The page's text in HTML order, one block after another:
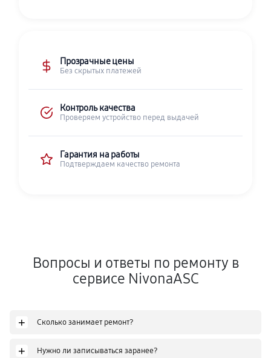
Прозрачные цены
Без скрытых платежей
Контроль качества
Проверяем устройство перед выдачей
Гарантия на работы
Подтверждаем качество ремонта
Вопросы и ответы по ремонту в
сервисе NivonaASC
+ Сколько занимает ремонт?
+ Нужно ли записываться заранее?